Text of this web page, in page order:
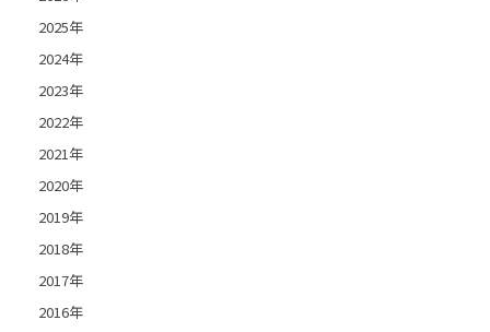
2025年
2024年
2023年
2022年
2021年
2020年
2019年
2018年
2017年
2016年